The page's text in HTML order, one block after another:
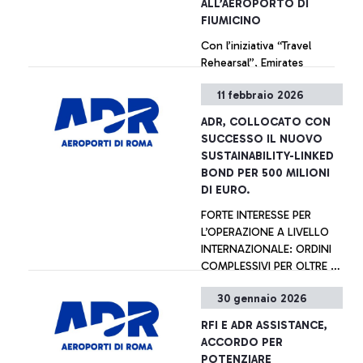
viaggiatori.
ALL’AEROPORTO DI
FIUMICINO
Con l’iniziativa “Travel
Rehearsal”, Emirates
e trasforma l’esperienza
percorso di supporto,
l’iniziativa ha coinvolto 12
giovani partecipanti e 16
caregiver che hanno preso
parte a una simulazione per
familiarizzare con gli spazi
aeroportuali, rafforzare la
fiducia e promuovere
un’esperienza di viaggio
fluida e realmente inclusiva.
+ Approfondisci
11 febbraio 2026
ADR, COLLOCATO CON
SUCCESSO IL NUOVO
SUSTAINABILITY-LINKED
BOND PER 500 MILIONI
DI EURO.
FORTE INTERESSE PER
L’OPERAZIONE A LIVELLO
INTERNAZIONALE: ORDINI
COMPLESSIVI PER OLTRE 3
OFFERTO.+ Approfondisci
30 gennaio 2026
RFI E ADR ASSISTANCE,
ACCORDO PER
POTENZIARE